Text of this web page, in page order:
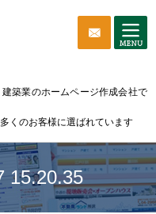
築業のホームページ作成会社で
くのお客様に選ばれています
15.20.35